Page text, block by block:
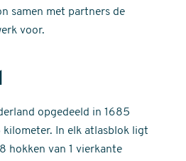
samen met partners de
voor.
opgedeeld in 1685
In elk atlasblok ligt
hokken van 1 vierkante